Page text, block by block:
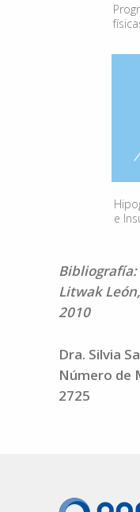
e
Bibliografía:
Litwak
2010
Dra. Silvia
Número de
2725